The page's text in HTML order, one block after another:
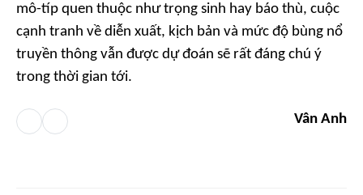
mô-típ quen thuộc như trọng sinh hay báo thù, cuộc
cạnh tranh về diễn xuất, kịch bản và mức độ bùng nổ
truyền thông vẫn được dự đoán sẽ rất đáng chú ý
trong thời gian tới.
Vân Anh